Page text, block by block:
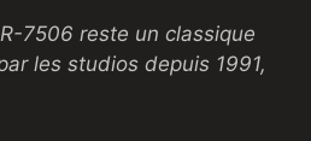
7506 reste un classique
les studios depuis 1991,